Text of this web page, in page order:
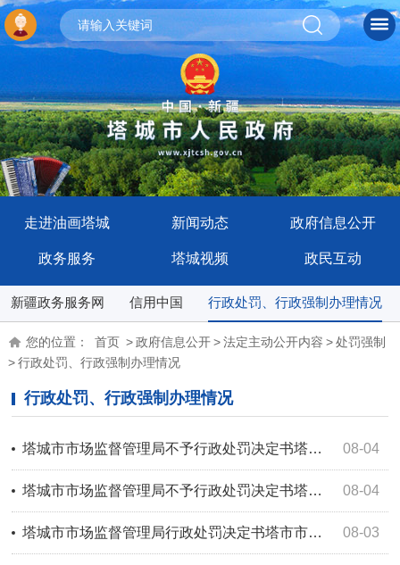
走进油画塔城 新闻动态 政府信息公开
政务服务 塔城视频 政民互动
新疆政务服务网 信用中国 行政处罚、行政强制办理情况
您的位置： 首页 >政府信息公开>法定主动公开内容 >处罚强制
>行政处罚、行政强制办理情况
行政处罚、行政强制办理情况
08-04
塔城市市场监督管理局不予行政处罚决定书塔市市监不罚〔2026〕41号
08-04
塔城市市场监督管理局不予行政处罚决定书塔市市监不罚〔2026〕40号
08-03
塔城市市场监督管理局行政处罚决定书塔市市监处罚〔2026〕117号